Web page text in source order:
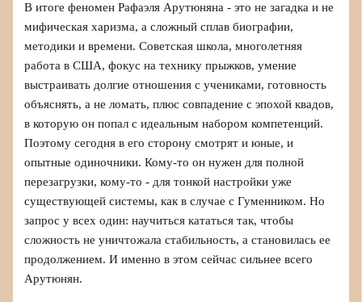
В итоге феномен Рафаэля Арутюняна - это не загадка и не
мифическая харизма, а сложный сплав биографии,
методики и времени. Советская школа, многолетняя
работа в США, фокус на технику прыжков, умение
выстраивать долгие отношения с учениками, готовность
объяснять, а не ломать, плюс совпадение с эпохой квадов,
в которую он попал с идеальным набором компетенций.
Поэтому сегодня в его сторону смотрят и юные, и
опытные одиночники. Кому-то он нужен для полной
перезагрузки, кому-то - для тонкой настройки уже
существующей системы, как в случае с Гуменником. Но
запрос у всех один: научиться кататься так, чтобы
сложность не уничтожала стабильность, а становилась ее
продолжением. И именно в этом сейчас сильнее всего
Арутюнян.